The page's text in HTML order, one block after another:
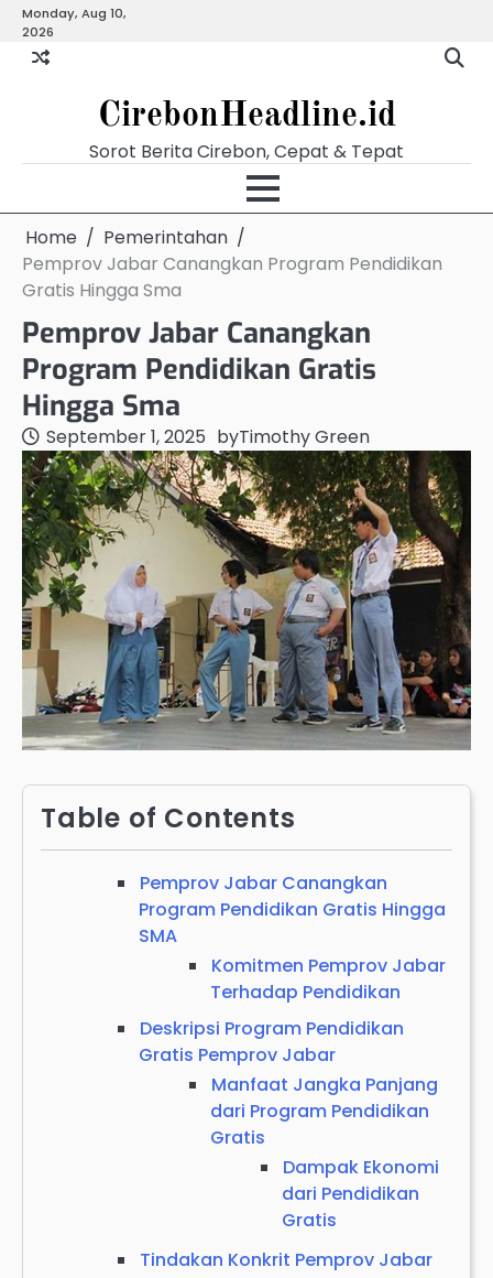
Skip
content
Monday, Aug 10,
2026
CirebonHeadline.id
Sorot Berita Cirebon, Cepat & Tepat
Home
Pemerintahan
Pemprov Jabar Canangkan Program Pendidikan
Gratis Hingga Sma
Pemprov Jabar Canangkan
Program Pendidikan Gratis
Hingga Sma
September 1, 2025 byTimothy Green
Table of Contents
Pemprov Jabar Canangkan
Program Pendidikan Gratis Hingga
SMA
Komitmen Pemprov Jabar
Terhadap Pendidikan
Deskripsi Program Pendidikan
Gratis Pemprov Jabar
Manfaat Jangka Panjang
dari Program Pendidikan
Gratis
Dampak Ekonomi
dari Pendidikan
Gratis
Tindakan Konkrit Pemprov Jabar